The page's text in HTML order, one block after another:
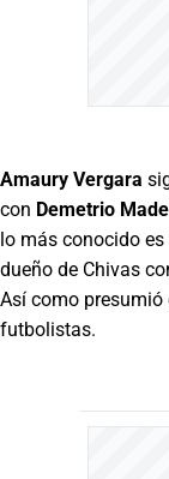
Amaury Vergara
con Demetrio
lo más conocido
dueño de Chivas
Así como
futbolistas.